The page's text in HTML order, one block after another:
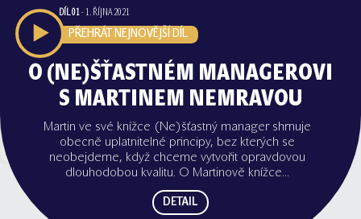
DÍL01 - 1. ŘÍJNA 2021
PŘEHRÁT NEJNOVĚJŠÍ DÍL
O (NE)ŠŤASTNÉM MANAGEROVI
S MARTINEM NEMRAVOU
Martin ve své knížce (Ne)šťastný manager shrnuje
obecně uplatnitelné principy, bez kterých se
neobejdeme, když chceme vytvořit opravdovou
dlouhodobou kvalitu. O Martinově knížce...
DETAIL